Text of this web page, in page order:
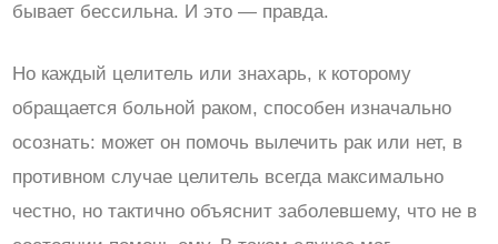
бывает бессильна. И это — правда.
Но каждый целитель или знахарь, к которому
обращается больной раком, способен изначально
осознать: может он помочь вылечить рак или нет, в
противном случае целитель всегда максимально
честно, но тактично объяснит заболевшему, что не в